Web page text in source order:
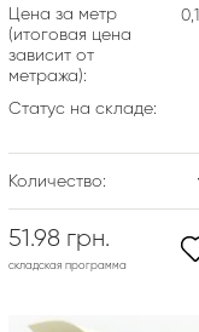
Цена за метр
(итоговая цена
зависит от
метража):
Статус на складе:
Количество:
51.98 грн.
складская программа